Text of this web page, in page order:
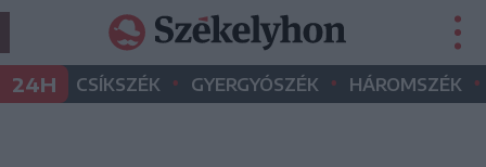
24H CSÍKSZÉK • GYERGYÓSZÉK • HÁROMSZÉK •